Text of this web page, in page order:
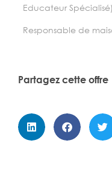
Educateur Spécialisé)
Responsable de
Partagez cette offre